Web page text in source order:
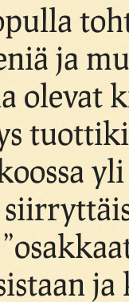
ja
olevat